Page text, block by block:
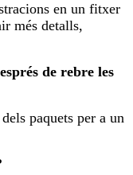
en un fitxer
més detalls,
de rebre les
paquets per a un